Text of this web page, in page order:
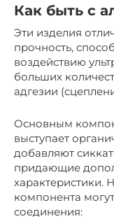
Как быть с
Эти изделия
прочность,
воздействию
больших
адгезии
Основным
выступает
добавляют
придающие
характеристики.
компонента
соединения: